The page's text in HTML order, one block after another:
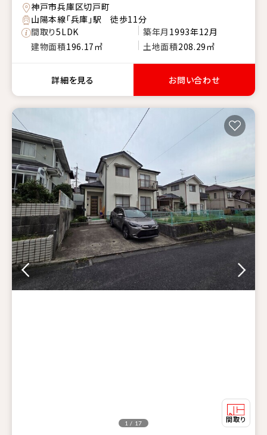
神戸市兵庫区切戸町
山陽本線「兵庫」駅 徒歩11分
間取り5LDK 築年月 1993年12月
建物面積196.17㎡ 土地面積208.29㎡
詳細を見る お問い合わせ
1 / 17